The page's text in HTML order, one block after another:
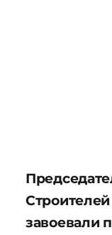
завоевали